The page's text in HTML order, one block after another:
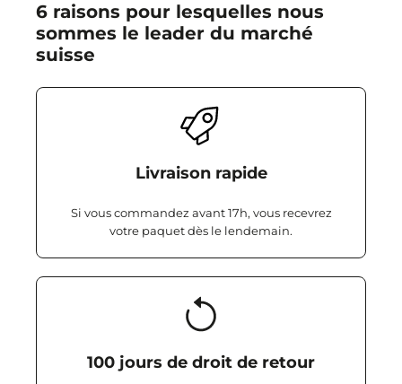
6 raisons pour lesquelles nous
sommes le leader du marché
suisse
Livraison rapide
Si vous commandez avant 17h, vous recevrez
votre paquet dès le lendemain.
100 jours de droit de retour